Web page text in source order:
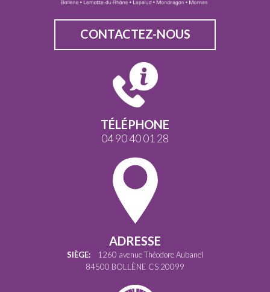
CONTACTEZ-NOUS
TÉLÉPHONE
04 90 40 01 28
ADRESSE
SIÈGE: 1260 avenue Théodore Aubanel
84500 BOLLÈNE CS 20099